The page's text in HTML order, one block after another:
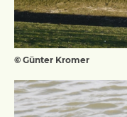
© Günter Kromer